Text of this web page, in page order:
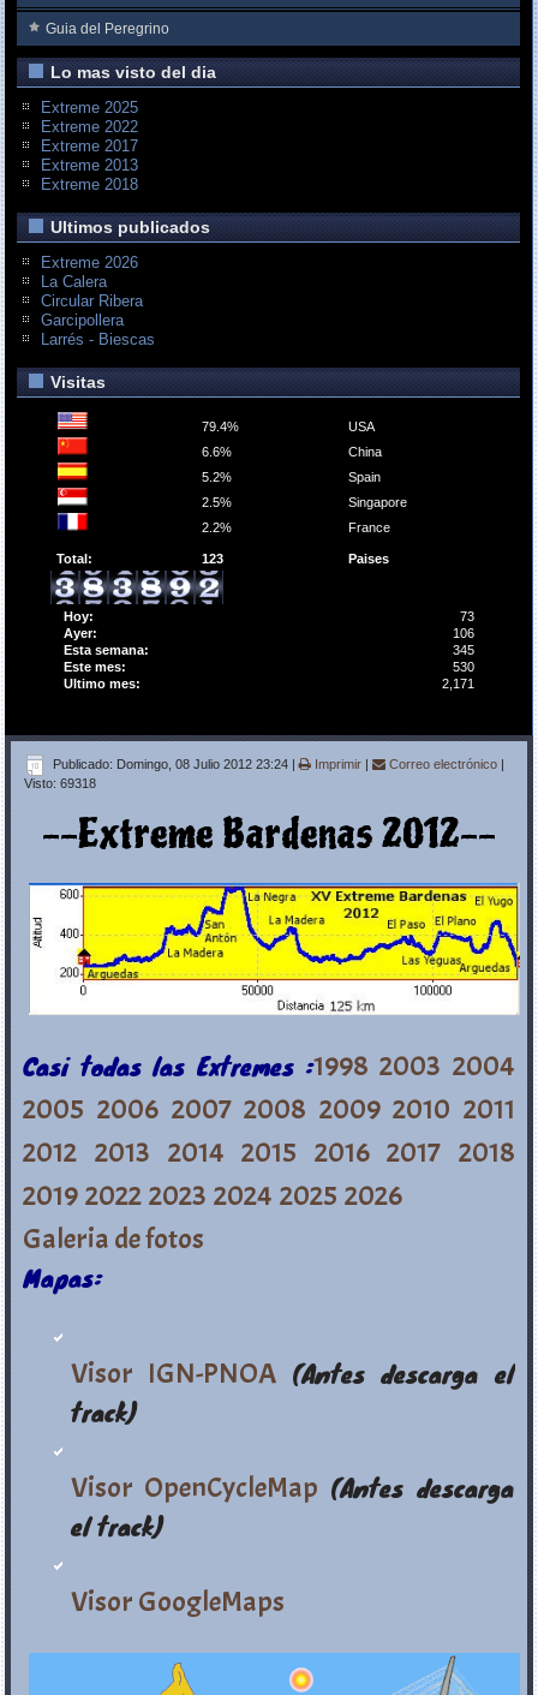
Guia del Peregrino
Lo mas visto del dia
Extreme 2025
Extreme 2022
Extreme 2017
Extreme 2013
Extreme 2018
Ultimos publicados
Extreme 2026
La Calera
Circular Ribera
Garcipollera
Larrés - Biescas
Visitas
79.4%
USA
6.6%
China
5.2%
Spain
2.5%
Singapore
2.2%
France
Total: 123 Paises
Hoy:
73
Ayer:
106
Esta semana:
345
Este mes:
530
Ultimo mes:
2,171
Publicado: Domingo, 08 Julio 2012 23:24 | Imprimir | Correo electrónico |
Visto: 69318
--Extreme Bardenas 2012--
Casi todas las Extremes :1998 2003 2004
2005 2006 2007 2008 2009 2010 2011
2012 2013 2014 2015 2016 2017 2018
2019 2022 2023 2024 2025 2026
Galeria de fotos
Mapas:
Visor IGN-PNOA(Antes descarga el
track)
Visor OpenCycleMap (Antes descarga
el track)
Visor GoogleMaps